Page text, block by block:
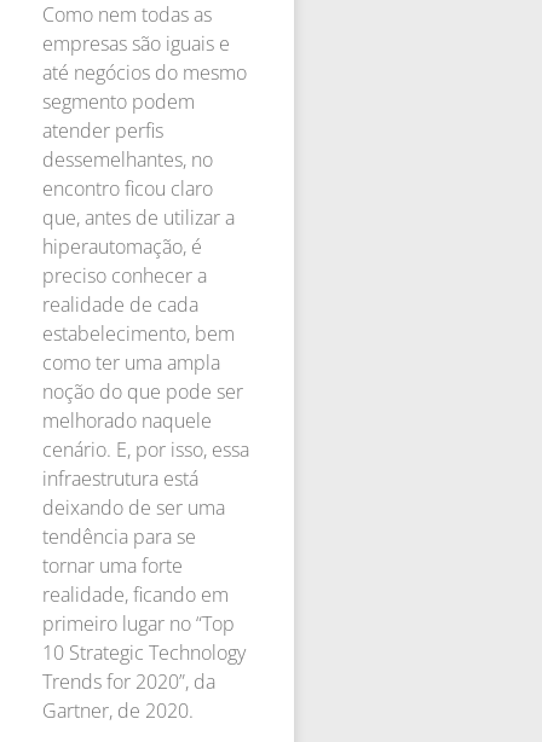
Como nem todas as
empresas são iguais e
até negócios do mesmo
segmento podem
atender perfis
dessemelhantes, no
encontro ficou claro
que, antes de utilizar a
hiperautomação, é
preciso conhecer a
realidade de cada
estabelecimento, bem
como ter uma ampla
noção do que pode ser
melhorado naquele
cenário. E, por isso, essa
infraestrutura está
deixando de ser uma
tendência para se
tornar uma forte
realidade, ficando em
primeiro lugar no “Top
10 Strategic Technology
Trends for 2020”, da
Gartner, de 2020.